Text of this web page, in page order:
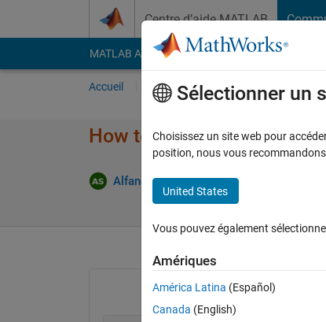
Centre d’aide MATLAB
MATLAB Answers File Exchange Cody
Accueil Poser une question
How to convert fortran
Alfandias Saurena 10 Mar 2022
Sélectionner un
Choisissez un site web pour
position, nous vous
United States
Vous pouvez également
Amériques
América Latina (Español)
Canada (English)